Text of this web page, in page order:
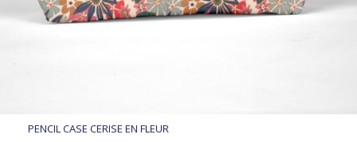
PENCIL CASE CERISE EN FLEUR